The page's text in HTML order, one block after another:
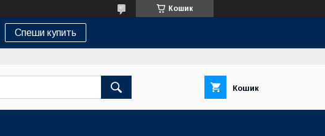
Кошик
Спеши купить
Кошик